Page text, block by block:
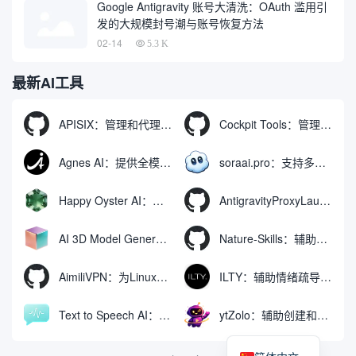
Google Antigravity 账号大清洗：OAuth 滥用引
发的大规模封号潮与账号恢复方法
02-14 5.3 K
最新AI工具
APISIX：管理和代理API及大模型流量的高性能网关 Cockpit Tools：管理多个AI编程IDE账号与配置多开独立实例的本地桌面应用
Agnes AI：提供全模态模型免费API、支持图文视频生成与复杂工程执行的智能体平台 soraai.pro：支持多模型文字转视频和图像生成的在线创作工具
Happy Oyster AI：生成可交互式3D虚拟世界与视频的大模型 AntigravityProxyLauncher：免TUN全局代理使用Antigravity IDE
AI 3D Model Generator：通过文本和图像快速生成3D模型的在线工具 Nature-Skills：辅助撰写学术论文和绘制科研图表的智能体插件
AimiliVPN：为Linux提供纯净出站家庭IP的VPN代理网关 ILTY：辅助情绪疏导与提供行动建议的AI陪伴工具
Text to Speech AI：支持多说话人与情感控制的文字转语音工具 ytZolo：辅助创建和优化YouTube视频内容的生成工具